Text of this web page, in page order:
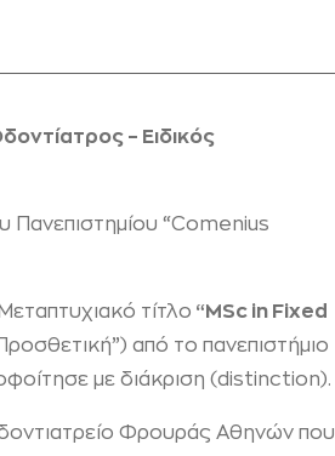
– Ειδικός
Πανεπιστημίου “Comenius
τίτλο “MSc in Fixed
από το πανεπιστήμιο
με διάκριση (distinction).
Φρουράς Αθηνών που